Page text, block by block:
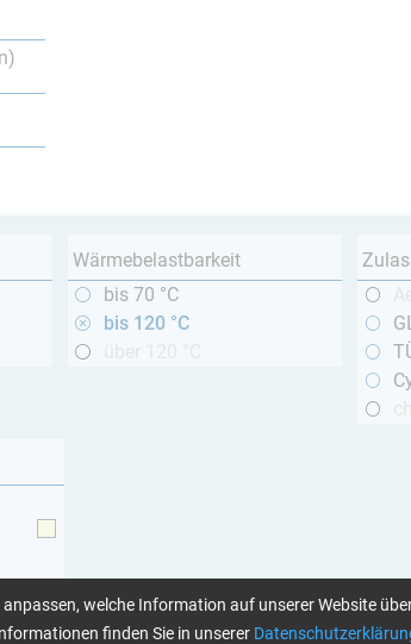
Wärmebelastbarkeit
bis 70 °C
bis 120 °C
anpassen, welche Information auf unserer Website
finden Sie in unserer